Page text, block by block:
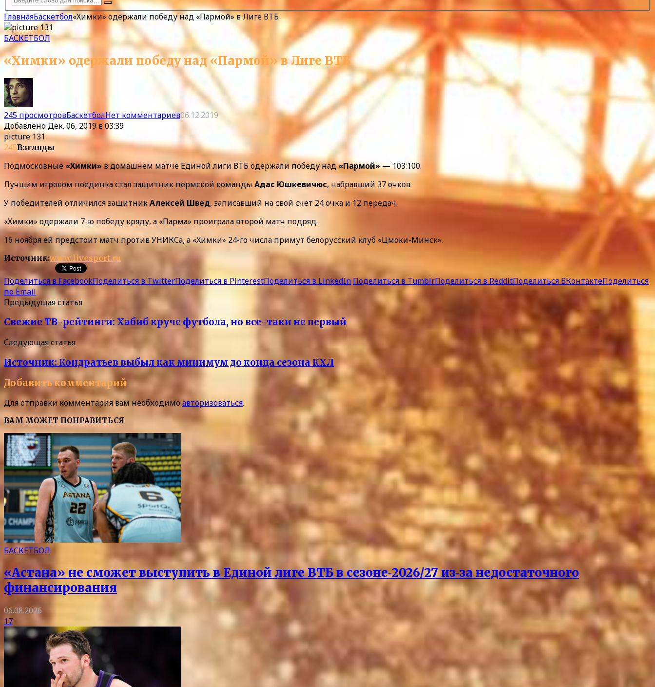
ГлавнаяБаскетбол«Химки» одержали победу над «Пармой» в Лиге ВТБ
БАСКЕТБОЛ
«Химки» одержали победу над «Пармой» в Лиге ВТБ
245 просмотровБаскетболНет комментариев06.12.2019
ДобавленоДек. 06, 2019 в 03:39
picture 131
245Взгляды
Подмосковные «Химки»в домашнем матче Единой лиги ВТБ одержали победу над«Пармой»— 103:100.
Лучшим игроком поединка стал защитник пермской команды Адас Юшкевичюс, набравший 37 очков.
У победителей отличился защитникАлексей Швед, записавший на свой счет 24 очка и 12 передач.
«Химки» одержали 7-ю победу кряду, а «Парма» проиграла второй матч подряд.
16 ноября ей предстоит матч против УНИКСа, а «Химки» 24-го числа примут белорусский клуб «Цмоки-Минск».
Источник:www.livesport.ru
Поделиться в FacebookПоделиться в TwitterПоделиться в PinterestПоделиться в LinkedInПоделиться в TumblrПоделиться в RedditПоделиться ВКонтактеПоделиться
по Email
Предыдущая статья
Свежие ТВ-рейтинги: Хабиб круче футбола, но все-таки не первый
Следующая статья
Источник: Кондратьев выбыл как минимум до конца сезона КХЛ
Добавить комментарий
Для отправки комментария вам необходимоавторизоваться.
ВАМ МОЖЕТ ПОНРАВИТЬСЯ
БАСКЕТБОЛ
«Астана» не сможет выступить в Единой лиге ВТБ в сезоне‑2026/27 из‑за недостаточного
финансирования
06.08.2026
17